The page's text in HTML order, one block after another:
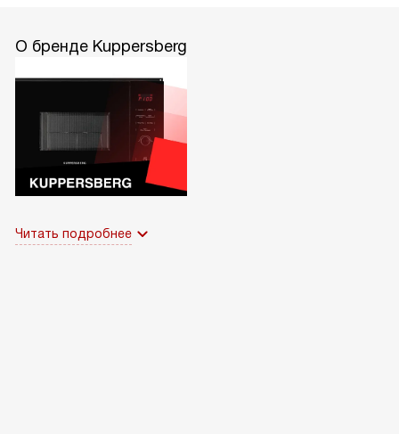
О бренде Kuppersberg
Читать подробнее